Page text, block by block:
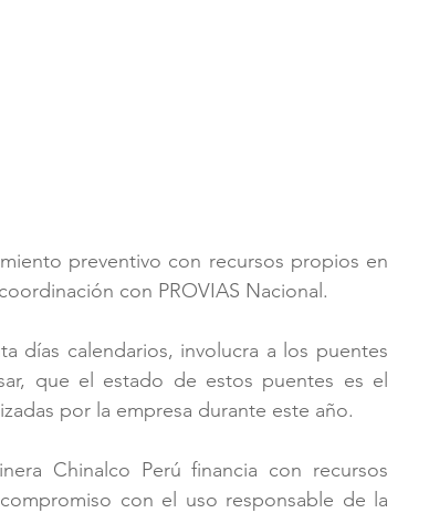
preventivo con recursos propios en
con PROVIAS Nacional.
días calendarios, involucra a los puentes
que el estado de estos puentes es el
por la empresa durante este año.
Chinalco Perú financia con recursos
con el uso responsable de la